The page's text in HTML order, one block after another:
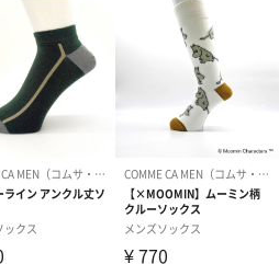
ダンボール装飾（チュ
ーリップ）（720円）
ダンボール装
イトピンク×
ト）（580円）
します。